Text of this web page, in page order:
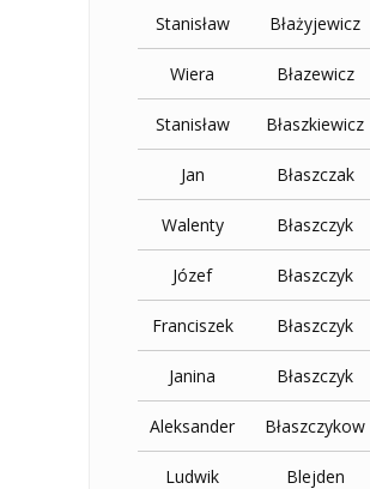
Stanisław Błażyjewicz
Wiera Błazewicz
Stanisław Błaszkiewicz
Jan Błaszczak
Walenty Błaszczyk
Józef Błaszczyk
Franciszek Błaszczyk
Janina Błaszczyk
Aleksander Błaszczykow
Ludwik Blejden